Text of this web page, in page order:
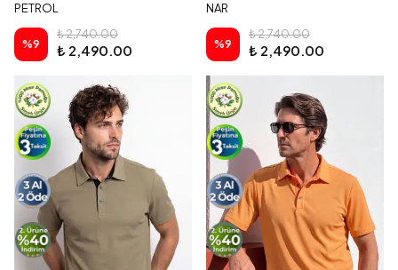
PETROL
%9
₺ 2,740.00
₺ 2,490.00
NAR
%9
₺ 2,740.00
₺ 2,490.00